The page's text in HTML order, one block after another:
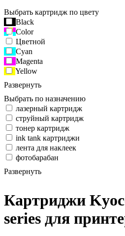
Выбрать картридж по цвету
Black
Color
Цветной
Cyan
Magenta
Yellow
Развернуть
Выбрать по назначению
лазерный картридж
струйный картридж
тонер картридж
ink tank картриджи
лента для наклеек
фотобарабан
Развернуть
Картриджи
series для